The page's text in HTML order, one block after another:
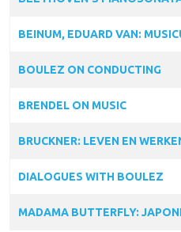
BEINUM, EDUARD VAN:
BOULEZ ON CONDUCTING
BRENDEL ON MUSIC
BRUCKNER: LEVEN EN
DIALOGUES WITH BOULEZ
MADAMA BUTTERFLY: